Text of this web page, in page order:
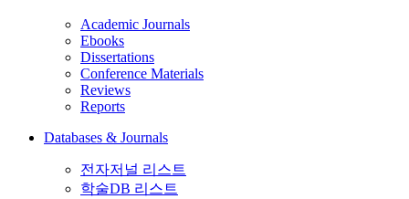
Academic Journals
Ebooks
Dissertations
Conference Materials
Reviews
Reports
Databases & Journals
전자저널 리스트
학술DB 리스트